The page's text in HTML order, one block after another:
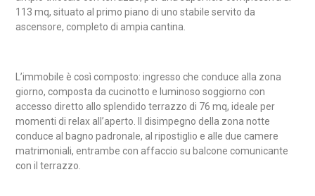
113 mq, situato al primo piano di uno stabile servito da
ascensore, completo di ampia cantina.
L’immobile è così composto: ingresso che conduce alla zona
giorno, composta da cucinotto e luminoso soggiorno con
accesso diretto allo splendido terrazzo di 76 mq, ideale per
momenti di relax all’aperto. Il disimpegno della zona notte
conduce al bagno padronale, al ripostiglio e alle due camere
matrimoniali, entrambe con affaccio su balcone comunicante
con il terrazzo.